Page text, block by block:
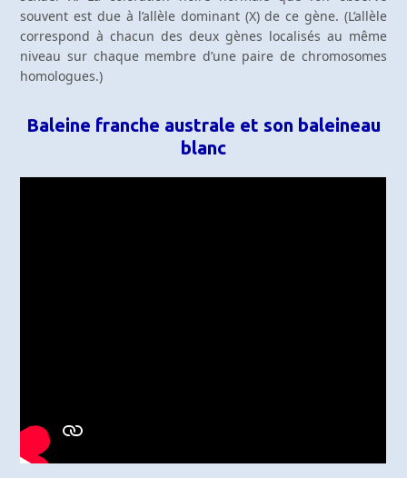
souvent est due à l’allèle dominant (X) de ce gène. (L’allèle
correspond à chacun des deux gènes localisés au même
niveau sur chaque membre d’une paire de chromosomes
homologues.)
Baleine franche australe et son baleineau
blanc